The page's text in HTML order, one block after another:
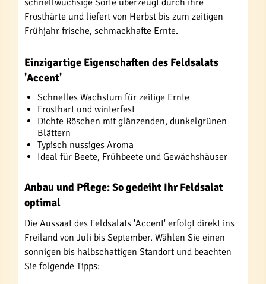
schnellwüchsige Sorte überzeugt durch ihre
Frosthärte und liefert von Herbst bis zum zeitigen
Frühjahr frische, schmackhafte Ernte.
Einzigartige Eigenschaften des Feldsalats
'Accent'
Schnelles Wachstum für zeitige Ernte
Frosthart und winterfest
Dichte Röschen mit glänzenden, dunkelgrünen
Blättern
Typisch nussiges Aroma
Ideal für Beete, Frühbeete und Gewächshäuser
Anbau und Pflege: So gedeiht Ihr Feldsalat
optimal
Die Aussaat des Feldsalats 'Accent' erfolgt direkt ins
Freiland von Juli bis September. Wählen Sie einen
sonnigen bis halbschattigen Standort und beachten
Sie folgende Tipps: